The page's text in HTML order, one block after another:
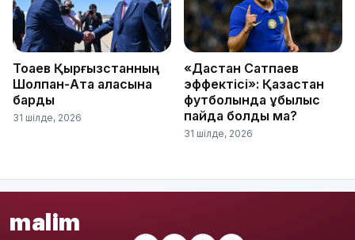
Тоқаев Қырғызстанның
Шолпан-Ата қаласына
барды
31 шілде, 2026
«Дастан Сатпаев
эффектісі»: Қазақстан
футболында құбылыс
пайда болды ма?
31 шілде, 2026
malim